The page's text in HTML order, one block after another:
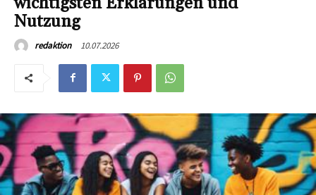
Nutzung
redaktion 10.07.2026